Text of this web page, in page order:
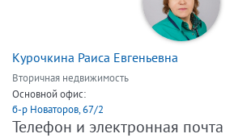
Курочкина Раиса Евгеньевна
Вторичная недвижимость
Основной офис:
б-р Новаторов, 67/2
Телефон и электронная почта